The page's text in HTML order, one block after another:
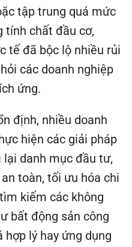
tập trung quá mức
tính chất đầu cơ,
tế đã bộc lộ nhiều rủi
các doanh nghiệp
ứng.
định, nhiều doanh
hiện các giải pháp
danh mục đầu tư,
toàn, tối ưu hóa chi
kiếm các không
bất động sản công
hợp lý hay ứng dụng